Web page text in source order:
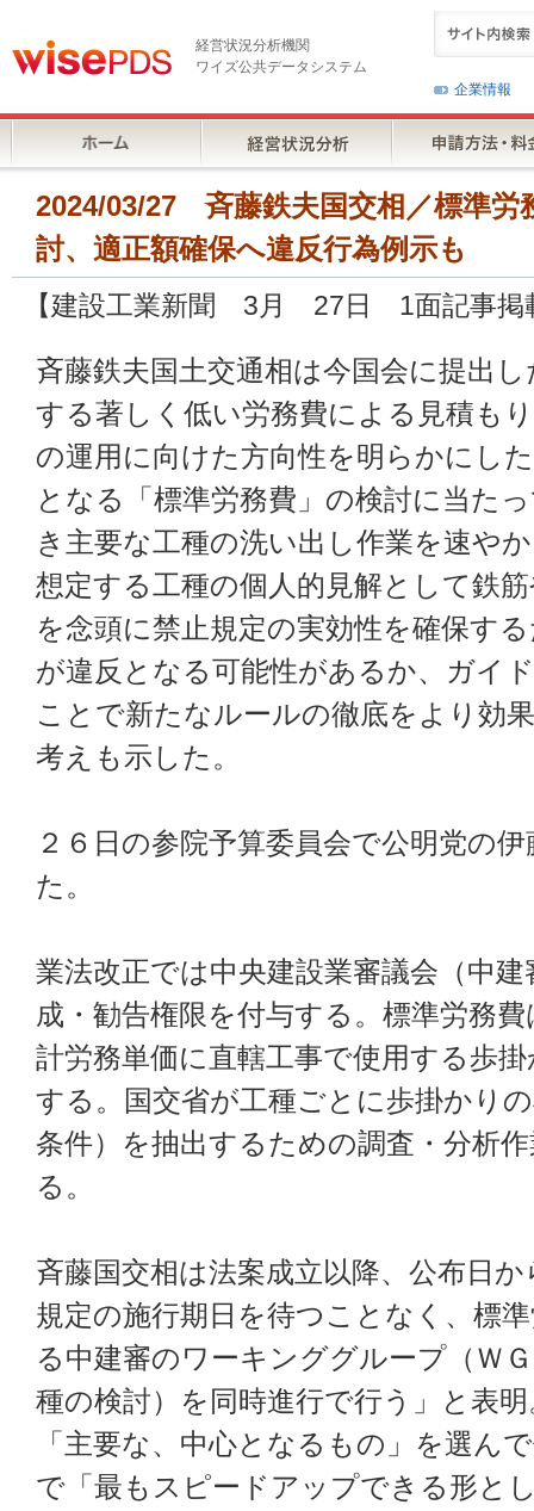
経営状況分析機関
ワイズ公共データシステム
企業情報
2024/03/27 斉藤鉄夫国交相／標準労
討、適正額確保へ違反行為例示も
【建設工業新聞 3月 27日 1面記事掲
斉藤鉄夫国土交通相は今国会に提出
する著しく低い労務費による見積も
の運用に向けた方向性を明らかにし
となる「標準労務費」の検討に当た
き主要な工種の洗い出し作業を速や
想定する工種の個人的見解として鉄
を念頭に禁止規定の実効性を確保す
が違反となる可能性があるか、ガイ
ことで新たなルールの徹底をより効
考えも示した。
２６日の参院予算委員会で公明党の
た。
業法改正では中央建設業審議会（中
成・勧告権限を付与する。標準労務
計労務単価に直轄工事で使用する歩
する。国交省が工種ごとに歩掛かり
条件）を抽出するための調査・分析
る。
斉藤国交相は法案成立以降、公布日
規定の施行期日を待つことなく、標
る中建審のワーキンググループ（Ｗ
種の検討）を同時進行で行う」と表
「主要な、中心となるもの」を選ん
で「最もスピードアップできる形と